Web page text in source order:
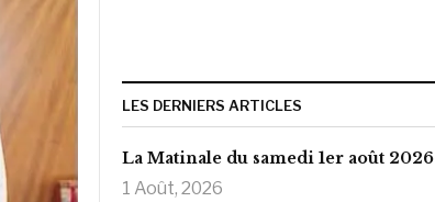
LES DERNIERS ARTICLES
La Matinale du samedi 1er août 2026
1 Août, 2026